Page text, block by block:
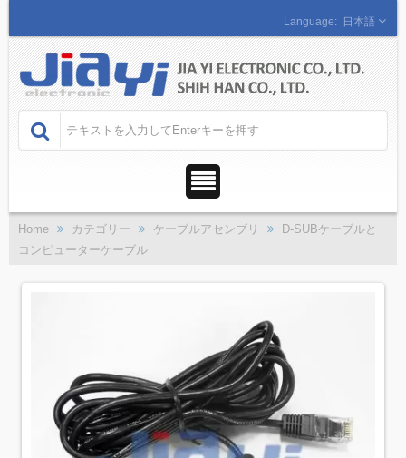
日本語
Home カテゴリー ケーブルアセンブリ
D-SUBケーブルと
コンピューターケーブル